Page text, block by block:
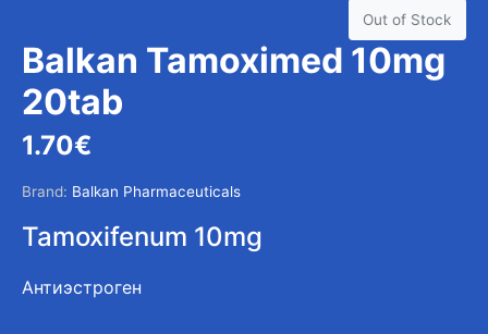
Out of Stock
Balkan Tamoximed 10mg
20tab
1.70€
Brand: Balkan Pharmaceuticals
Tamoxifenum 10mg
Антиэстроген